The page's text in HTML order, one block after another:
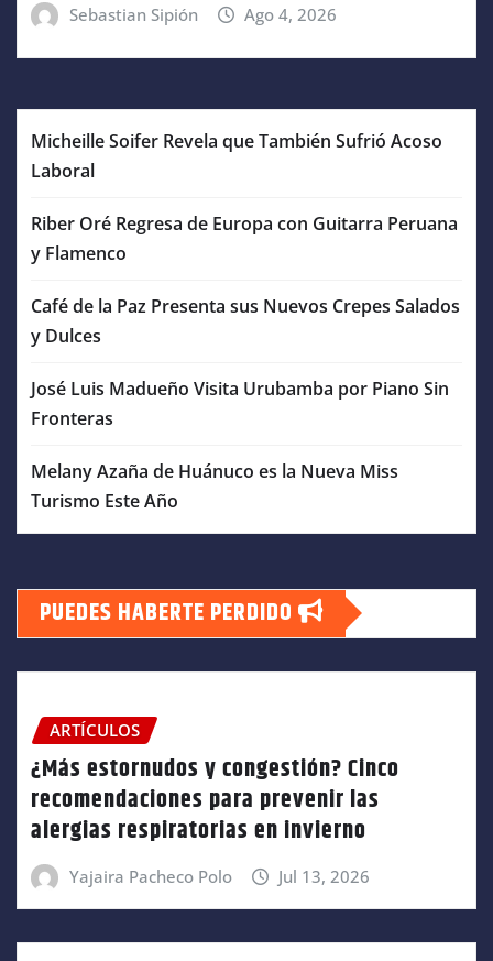
Sebastian Sipión Ago 4, 2026
Micheille Soifer Revela que También Sufrió Acoso
Laboral
Riber Oré Regresa de Europa con Guitarra Peruana
y Flamenco
Café de la Paz Presenta sus Nuevos Crepes Salados
y Dulces
José Luis Madueño Visita Urubamba por Piano Sin
Fronteras
Melany Azaña de Huánuco es la Nueva Miss
Turismo Este Año
PUEDES HABERTE PERDIDO
ARTÍCULOS
¿Más estornudos y congestión? Cinco
recomendaciones para prevenir las
alergias respiratorias en invierno
Yajaira Pacheco Polo Jul 13, 2026